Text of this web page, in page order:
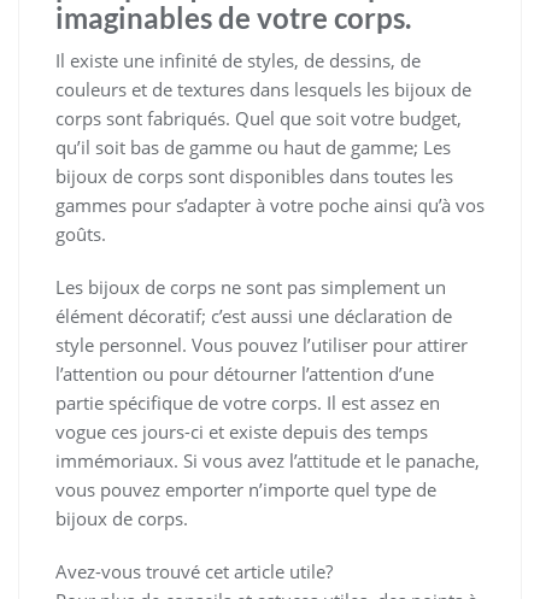
imaginables de votre corps.
Il existe une infinité de styles, de dessins, de
couleurs et de textures dans lesquels les bijoux de
corps sont fabriqués. Quel que soit votre budget,
qu’il soit bas de gamme ou haut de gamme; Les
bijoux de corps sont disponibles dans toutes les
gammes pour s’adapter à votre poche ainsi qu’à vos
goûts.
Les bijoux de corps ne sont pas simplement un
élément décoratif; c’est aussi une déclaration de
style personnel. Vous pouvez l’utiliser pour attirer
l’attention ou pour détourner l’attention d’une
partie spécifique de votre corps. Il est assez en
vogue ces jours-ci et existe depuis des temps
immémoriaux. Si vous avez l’attitude et le panache,
vous pouvez emporter n’importe quel type de
bijoux de corps.
Avez-vous trouvé cet article utile?